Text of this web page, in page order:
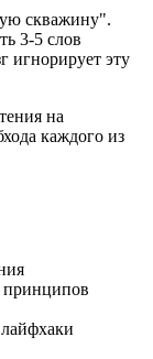
скважину".
3-5 слов
игнорирует эту
на
каждого из
принципов